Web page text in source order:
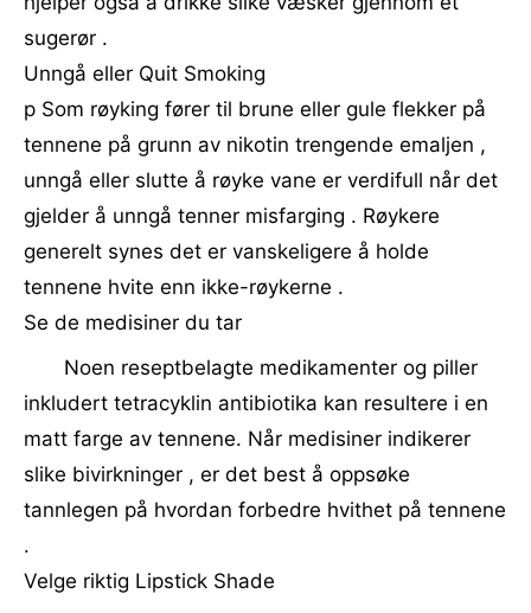
sugerør .
Unngå eller Quit Smoking
p Som røyking fører til brune eller gule flekker på
tennene på grunn av nikotin trengende emaljen ,
unngå eller slutte å røyke vane er verdifull når det
gjelder å unngå tenner misfarging . Røykere
generelt synes det er vanskeligere å holde
tennene hvite enn ikke-røykerne .
Se de medisiner du tar
Noen reseptbelagte medikamenter og piller
inkludert tetracyklin antibiotika kan resultere i en
matt farge av tennene. Når medisiner indikerer
slike bivirkninger , er det best å oppsøke
tannlegen på hvordan forbedre hvithet på tennene
.
Velge riktig Lipstick Shade